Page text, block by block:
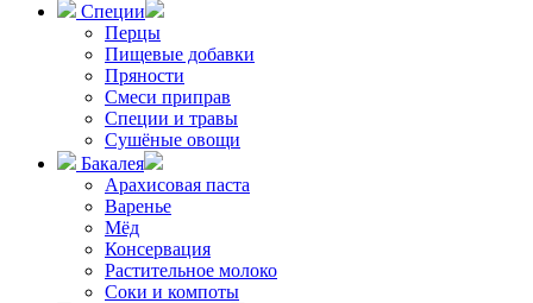
Специи
Перцы
Пищевые добавки
Пряности
Смеси приправ
Специи и травы
Сушёные овощи
Бакалея
Арахисовая паста
Варенье
Мёд
Консервация
Растительное молоко
Соки и компоты